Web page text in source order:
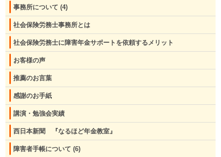
事務所について (4)
社会保険労務士事務所とは
社会保険労務士に障害年金サポートを依頼するメリット
お客様の声
推薦のお言葉
感謝のお手紙
講演・勉強会実績
西日本新聞 『なるほど年金教室』
障害者手帳について (6)